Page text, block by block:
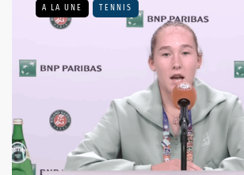
A LA UNE TENNIS